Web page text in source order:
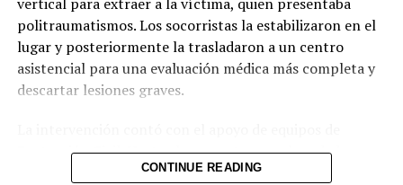
Comparte esto:
Facebook X
Me gusta esto:
vertical para extraer a la víctima, quien presentaba
politraumatismos. Los socorristas la estabilizaron en el
lugar y posteriormente la trasladaron a un centro
asistencial para una evaluación médica más completa y
descartar lesiones graves.
Protección Civil. Hasta el momento no se han dado a
conocer más detalles sobre las circunstancias exactas de
CONTINUE READING